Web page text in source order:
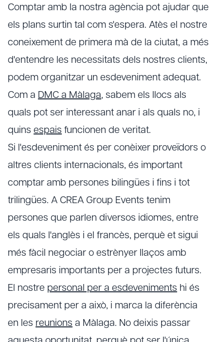
Comptar amb la nostra agència pot ajudar que
els plans surtin tal com s'espera. Atès el nostre
coneixement de primera mà de la ciutat, a més
d'entendre les necessitats dels nostres clients,
podem organitzar un esdeveniment adequat.
Com a DMC a Màlaga, sabem els llocs als
quals pot ser interessant anar i als quals no, i
quins espais funcionen de veritat.
Si l'esdeveniment és per conèixer proveïdors o
altres clients internacionals, és important
comptar amb persones bilingües i fins i tot
trilingües. A CREA Group Events tenim
persones que parlen diversos idiomes, entre
els quals l'anglès i el francès, perquè et sigui
més fàcil negociar o estrènyer llaços amb
empresaris importants per a projectes futurs.
El nostre personal per a esdeveniments hi és
precisament per a això, i marca la diferència
en les reunions a Màlaga. No deixis passar